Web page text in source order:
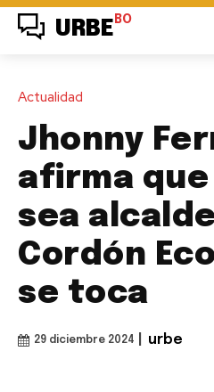
URBE BO
Actualidad
Jhonny
afirma
sea alcalde
Cordón
se toca
29 diciembre 2024 urbe